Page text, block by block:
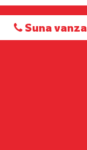
Suna